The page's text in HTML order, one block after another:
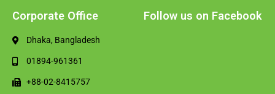
Corporate Office
Dhaka, Bangladesh
01894-961361
+88-02-8415757
Follow us on Facebook